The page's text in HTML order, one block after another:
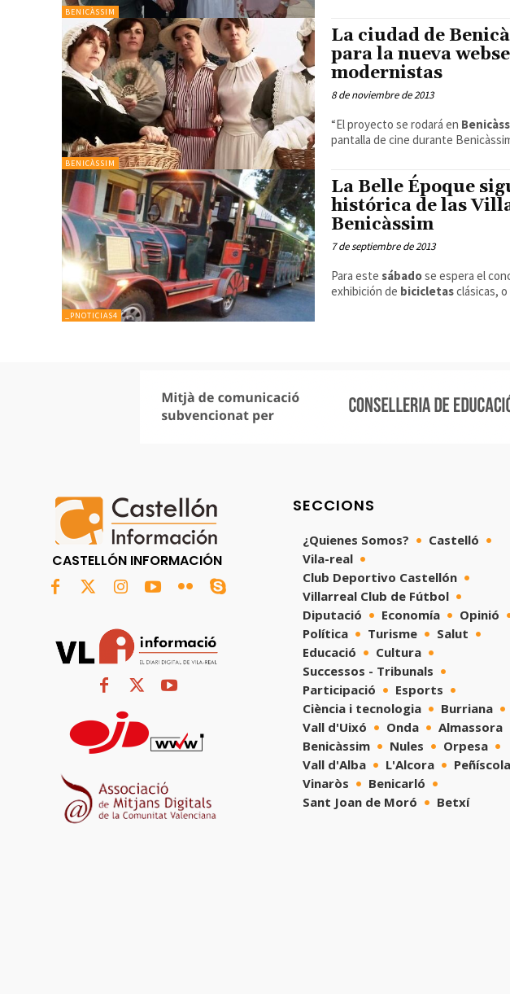
BENICÀSSIM
BENICÀSSIM
La ciudad de
para la nueva
modernistas
8 de noviembre de 2013
“El proyecto se rodará en
pantalla de cine durante
_PNOTICIAS4
La Belle Époque
histórica de las
Benicàssim
7 de septiembre de 2013
Para estesábadose espera el
exhibición de bicicletasclásicas,
CASTELLÓN INFORMACIÓN
SECCIONS
¿Quienes Somos?
Castelló
Vila-real
Club Deportivo Castellón
Villarreal Club de Fútbol
Diputació
Economía
Opinió
Política
Turisme
Salut
Educació
Cultura
Successos - Tribunals
Participació
Esports
Ciència i tecnologia
Burriana
Vall d'Uixó
Onda
Almassora
Benicàssim
Nules
Orpesa
Vall d'Alba
L'Alcora
Peñíscola
Vinaròs
Benicarló
Sant Joan de Moró
Betxí